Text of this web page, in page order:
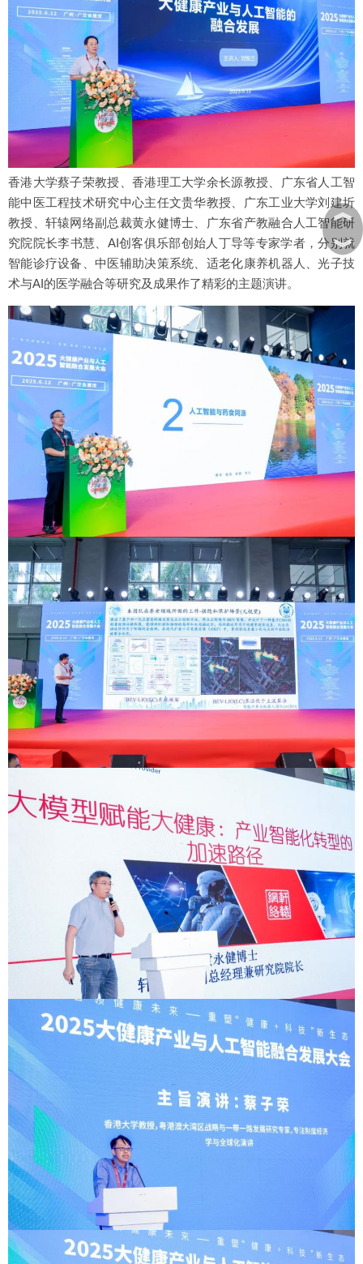
香港大学蔡子荣教授、香港理工大学余长源教授、广东省人工智
能中医工程技术研究中心主任文贵华教授、广东工业大学刘建圻
教授、轩辕网络副总裁黄永健博士、广东省产教融合人工智能研
究院院长李书慧、AI创客俱乐部创始人丁导等专家学者，分别就
智能诊疗设备、中医辅助决策系统、适老化康养机器人、光子技
术与AI的医学融合等研究及成果作了精彩的主题演讲。
︽
︾